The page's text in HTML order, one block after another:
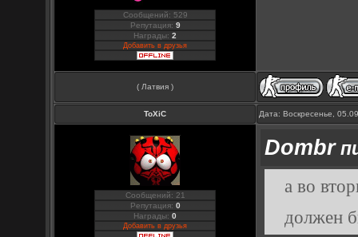
Сообщений: 529
Репутация: 9
Награды:2
Добавить в друзья
( Латвия )
ToXiC Дата: Воскресенье,
Сообщений: 21
Репутация: 0
Награды:0
Добавить в друзья
Dombr
а во
должен